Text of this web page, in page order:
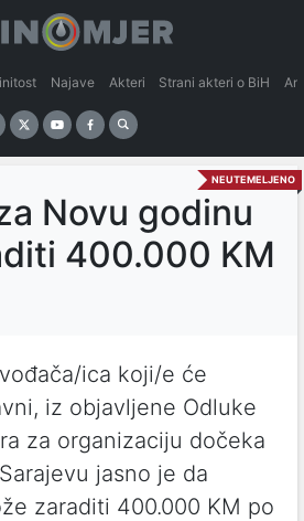
Najave Akteri Strani akteri o BiH
NEUTEMELJENO
Novu godinu
400.000 KM
ica koji/e će
iz objavljene Odluke
za organizaciju dočeka
jasno je da
zaraditi 400.000 KM po